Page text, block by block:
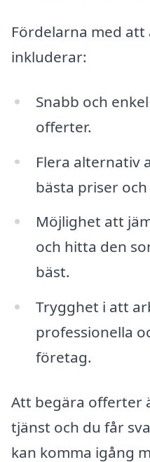
Fördelarna med
inkluderar:
Snabb och
offerter.
Flera alternativ
bästa priser
Möjlighet att
och hitta den
bäst.
Trygghet i att
professionella
företag.
Att begära offerter
tjänst och du får
kan komma igång